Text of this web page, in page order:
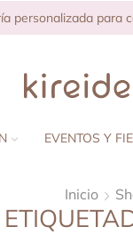
personalizada para
EVENTOS Y
Inicio